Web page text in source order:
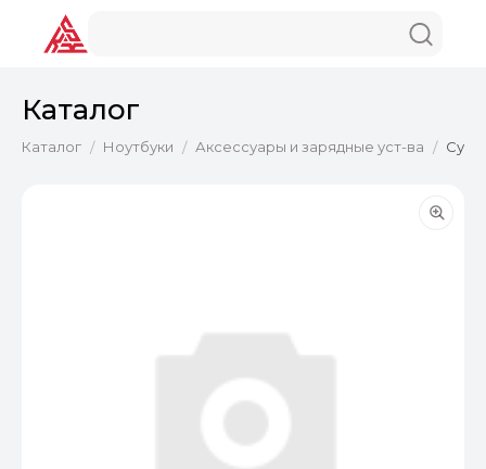
Каталог
Каталог / Ноутбуки / Аксессуары и зарядные уст-ва /